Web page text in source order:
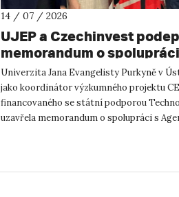
14 / 07 / 2026
UJEP a Czechinvest
memorandum o
podnikatelském
výzkum CESMOD
Univerzita Jana Evangelisty Purkyně v
jako koordinátor výzkumného projektu
financovaného se státní podporou
uzavřela memorandum o spolupráci s